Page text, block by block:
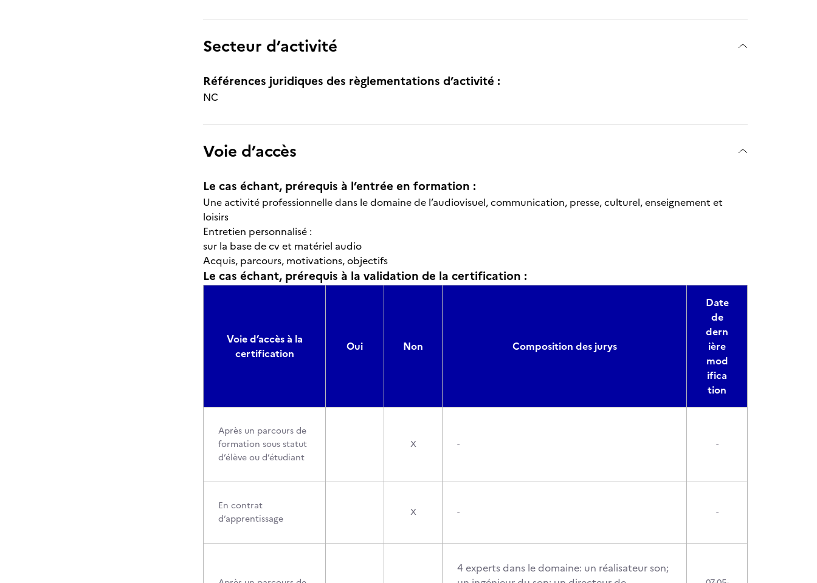
Secteur d’activité
Références juridiques des règlementations d’activité :
NC
Voie d’accès
Le cas échant, prérequis à l’entrée en formation :
Une activité professionnelle dans le domaine de l’audiovisuel, communication, presse, culturel, enseignement et
loisirs
Entretien personnalisé :
sur la base de cv et matériel audio
Acquis, parcours, motivations, objectifs
Le cas échant, prérequis à la validation de la certification :
Voie d’accès à la
certification
Oui Non Composition des jurys
Date
de
dern
ière
mod
ifica
tion
Après un parcours de
formation sous statut
d’élève ou d’étudiant
X - -
En contrat
d’apprentissage
X - -
4 experts dans le domaine: un réalisateur son;